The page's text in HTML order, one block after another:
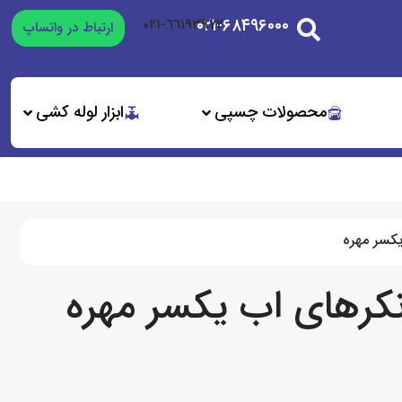
۰۲۱-۶۸۴۹۶۰۰۰٦٦١٩٣٩٧٢-٠٢١ ارتباط در واتساپ
محصولات چسپی ابزار لوله کشی
مهره
اب یکسر مهره